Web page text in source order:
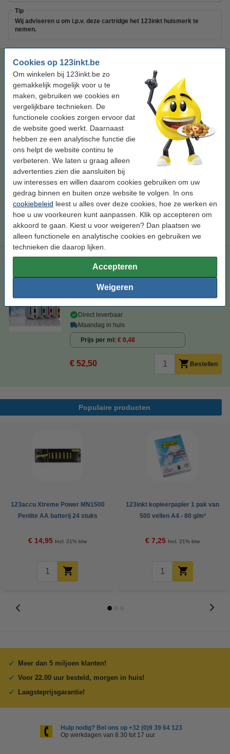
Cookies op 123inkt.be
Om winkelen bij 123inkt.be zo
gemakkelijk mogelijk voor u te
maken, gebruiken we cookies en
vergelijkbare technieken. De
functionele cookies zorgen ervoor dat
de website goed werkt. Daarnaast
hebben ze een analytische functie die
ons helpt de website continu te
verbeteren. We laten u graag alleen
advertenties zien die aansluiten bij
uw interesses en willen daarom cookies gebruiken om uw
gedrag binnen en buiten onze website te volgen. In ons
cookiebeleid leest u alles over deze cookies, hoe ze werken en
hoe u uw voorkeuren kunt aanpassen. Klik op accepteren om
akkoord te gaan. Kiest u voor weigeren? Dan plaatsen we
alleen functionele en analytische cookies en gebruiken we
technieken die daarop lijken.
Accepteren
Weigeren
Tip
Wij adviseren u om i.p.v. deze cartridge het 123inkt huismerk te
nemen.
123inkt huismerk vervangt HP 88XL (C9391AE) inktcartridge
cyaan hoge capaciteit
cyaan inkjetcartridge 17,1 ml 123inkt
Bekijk de specificaties en omschrijving
op uw inkt (zonder
kwaliteitsverlies)!
Direct leverbaar
Maandag in huis
Prijs per ml € 0,73
€ 12,50 Bestellen
Tip
Wij adviseren u om deze cartridge i.p.v. de originele cartridge te
nemen.
Aanbieding: 123inkt huismerk vervangt HP 88XL zwart + 3
zwart en kleur
Direct leverbaar
Maandag in huis
Prijs per ml € 0,48
€ 52,50 Bestellen
Populaire producten
123accu Xtreme Power MN1500
Penlite AA batterij 24 stuks
€ 14,95 Incl. 21% btw
123inkt kopieerpapier 1 pak van
500 vellen A4 - 80 g/m²
€ 7,25 Incl. 21% btw
Meer dan 5 miljoen klanten!
Voor 22.00 uur besteld, morgen in huis!
Laagsteprijsgarantie!
Hulp nodig? Bel ons op +32 (0)9 39 64 123
Op werkdagen van 8.30 tot 17 uur